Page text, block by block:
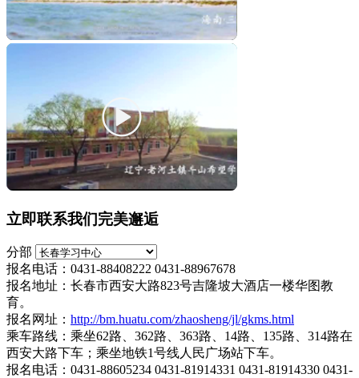
立即联系我们完美邂逅
分部
报名电话：0431-88408222 0431-88967678
报名地址：长春市西安大路823号吉隆坡大酒店一楼华图教
育。
报名网址： http://bm.huatu.com/zhaosheng/jl/gkms.html
乘车路线：乘坐62路、362路、363路、14路、135路、314路在
西安大路下车；乘坐地铁1号线人民广场站下车。
报名电话：0431-88605234 0431-81914331 0431-81914330 0431-